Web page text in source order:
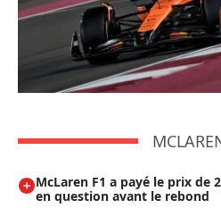
McLaren F1 a payé le prix de
en question avant le rebond